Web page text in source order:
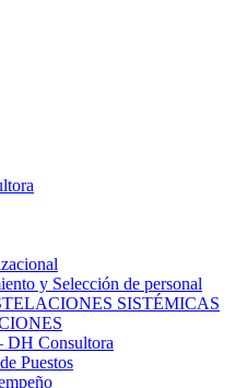
y Selección de personal
SISTÉMICAS
DH Consultora
Puestos